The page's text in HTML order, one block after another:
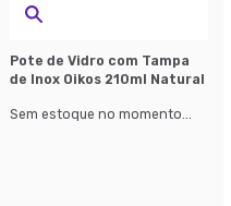
Pote de Vidro com Tampa
de Inox Oikos 210ml Natural
Sem estoque no momento...